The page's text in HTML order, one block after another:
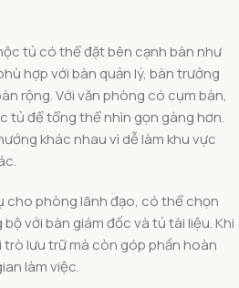
tủ có thể đặt bên cạnh bàn như
hợp với bàn quản lý, bàn trưởng
rộng. Với văn phòng có cụm bàn,
tủ để tổng thể nhìn gọn gàng hơn.
khác nhau vì dễ làm khu vực
cho phòng lãnh đạo, có thể chọn
với bàn giám đốc và tủ tài liệu. Khi
lưu trữ mà còn góp phần hoàn
làm việc.